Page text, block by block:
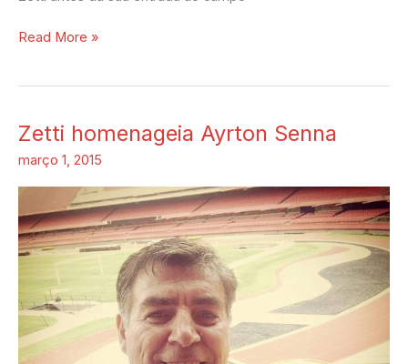
Read More »
Zetti homenageia Ayrton Senna
março 1, 2015
Zetti
homenageia
Senna